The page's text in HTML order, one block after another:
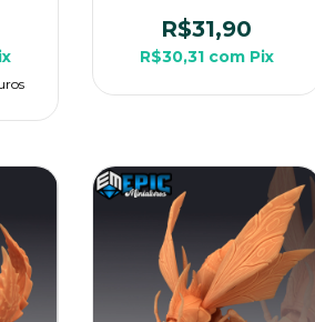
Mesa
R$31,90
R$30,31 com Pix